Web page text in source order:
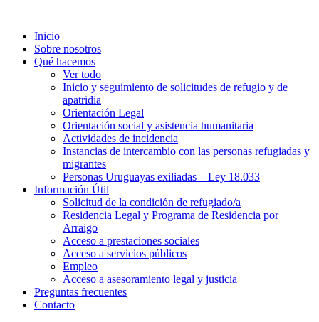
Inicio
Sobre nosotros
Qué hacemos
Ver todo
Inicio y seguimiento de solicitudes de refugio y de
apatridia
Orientación Legal
Orientación social y asistencia humanitaria
Actividades de incidencia
Instancias de intercambio con las personas refugiadas y
migrantes​
Personas Uruguayas exiliadas – Ley 18.033
Información Útil
Solicitud de la condición de refugiado/a
Residencia Legal y Programa de Residencia por
Arraigo
Acceso a prestaciones sociales
Acceso a servicios públicos
Empleo
Acceso a asesoramiento legal y justicia
Preguntas frecuentes
Contacto